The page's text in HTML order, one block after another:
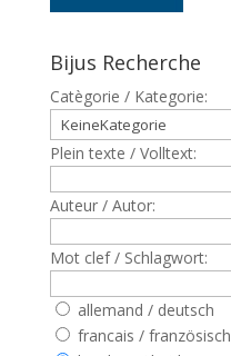
Bijus Recherche
Catègorie / Kategorie:
Plein texte / Volltext:
Auteur / Autor:
Mot clef / Schlagwort:
allemand / deutsch
francais / französisch